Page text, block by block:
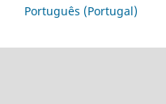
Português (Portugal)